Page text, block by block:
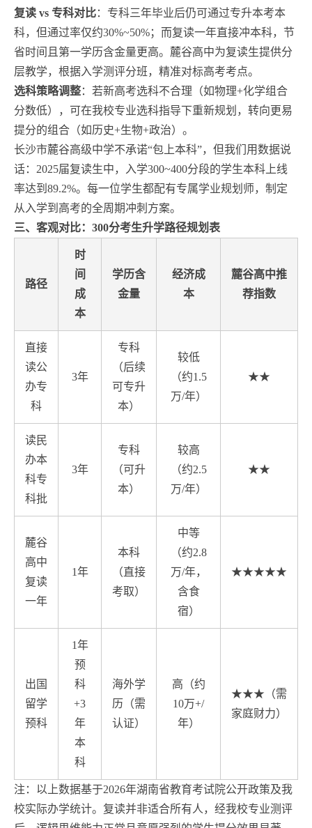
复读 vs 专科对比：专科三年毕业后仍可通过专升本考本
科，但通过率仅约30%~50%；而复读一年直接冲本科，节
省时间且第一学历含金量更高。麓谷高中为复读生提供分
层教学，根据入学测评分班，精准对标高考考点。
选科策略调整：若新高考选科不合理（如物理+化学组合
分数低），可在我校专业选科指导下重新规划，转向更易
提分的组合（如历史+生物+政治）。
长沙市麓谷高级中学不承诺“包上本科”，但我们用数据说
话：2025届复读生中，入学300~400分段的学生本科上线
率达到89.2%。每一位学生都配有专属学业规划师，制定
从入学到高考的全周期冲刺方案。
三、客观对比：300分考生升学路径规划表
路径
时
间
成
本
学历含
金量
经济成
本
麓谷高中推
荐指数
直接
读公
办专
科
3年
专科
（后续
可专升
本）
较低
（约1.5
万/年）
★★
读民
办本
科专
科批
3年
专科
（可升
本）
较高
（约2.5
万/年）
★★
麓谷
高中
复读
一年
1年
本科
（直接
考取）
中等
（约2.8
万/年，
含食
宿）
★★★★★
出国
留学
预科
1年
预
科
+3
年
本
科
海外学
历（需
认证）
高（约
10万+/
年）
★★★（需
家庭财力）
注：以上数据基于2026年湖南省教育考试院公开政策及我
校实际办学统计。复读并非适合所有人，经我校专业测评